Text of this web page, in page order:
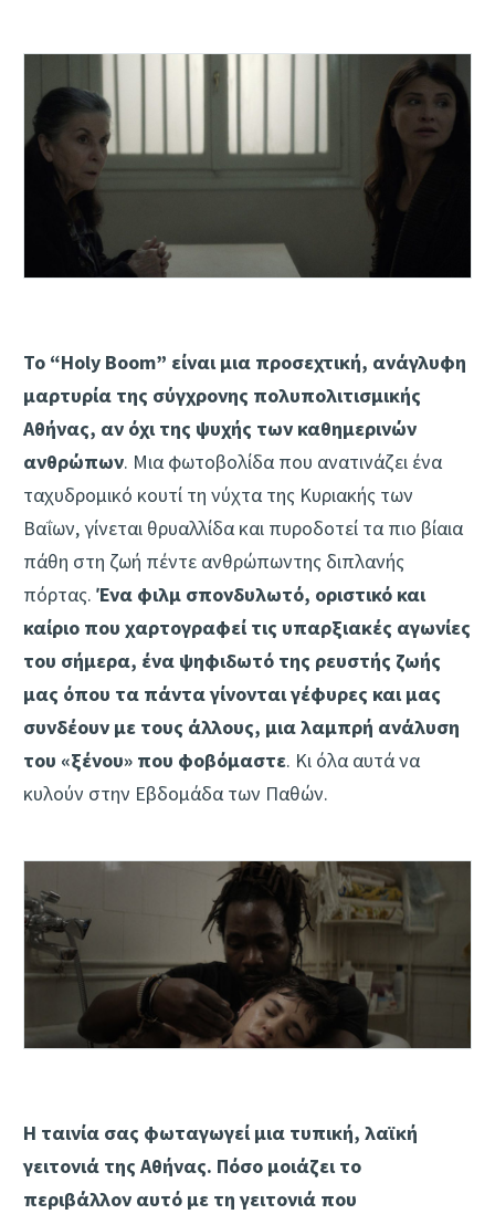
Το “Holy Boom” είναι μια προσεχτική, ανάγλυφη
μαρτυρία της σύγχρονης πολυπολιτισμικής
Αθήνας, αν όχι της ψυχής των καθημερινών
ανθρώπων. Μια φωτοβολίδα που ανατινάζει ένα
ταχυδρομικό κουτί τη νύχτα της Κυριακής των
Βαΐων, γίνεται θρυαλλίδα και πυροδοτεί τα πιο βίαια
πάθη στη ζωή πέντε ανθρώπωντης διπλανής
πόρτας. Ένα φιλμ σπονδυλωτό, οριστικό και
καίριο που χαρτογραφεί τις υπαρξιακές αγωνίες
του σήμερα, ένα ψηφιδωτό της ρευστής ζωής
μας όπου τα πάντα γίνονται γέφυρες και μας
συνδέουν με τους άλλους, μια λαμπρή ανάλυση
του «ξένου» που φοβόμαστε. Κι όλα αυτά να
κυλούν στην Εβδομάδα των Παθών.
Η ταινία σας φωταγωγεί μια τυπική, λαϊκή
γειτονιά της Αθήνας. Πόσο μοιάζει το
περιβάλλον αυτό με τη γειτονιά που